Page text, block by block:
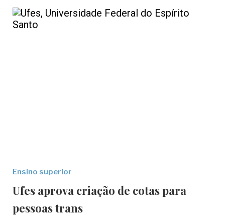
Ensino superior
Ufes aprova criação de cotas para
pessoas trans